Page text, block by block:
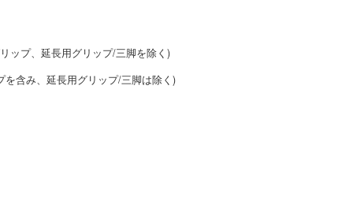
ップ、延長用グリップ/三脚を除く)
を含み、延長用グリップ/三脚は除く)